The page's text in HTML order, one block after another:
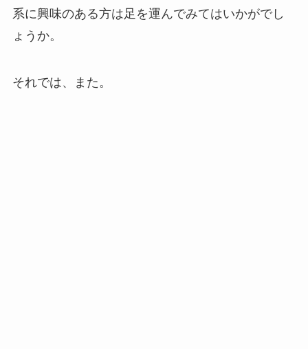
系に興味のある方は足を運んでみてはいかがでし
ょうか。
それでは、また。